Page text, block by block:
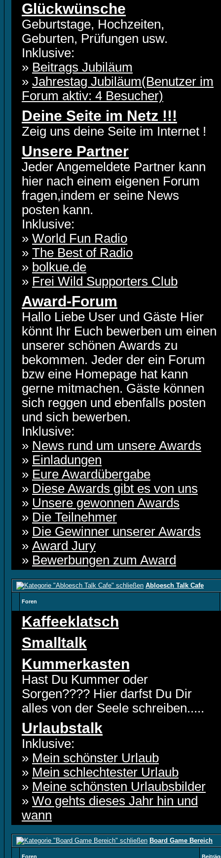
Glückwünsche
Geburtstage, Hochzeiten,
Geburten, Prüfungen usw.
Inklusive:
» Beitrags Jubiläum
» Jahrestag Jubiläum(Benutzer im
Forum aktiv: 4 Besucher)
Deine Seite im Netz !!!
Zeig uns deine Seite im Internet !
Unsere Partner
Jeder Angemeldete Partner kann
hier nach einem eigenen Forum
fragen,indem er seine News
posten kann.
Inklusive:
» World Fun Radio
» The Best of Radio
» bolkue.de
» Frei Wild Supporters Club
Award-Forum
Hallo Liebe User und Gäste Hier
könnt Ihr Euch bewerben um einen
unserer schönen Awards zu
bekommen. Jeder der ein Forum
bzw eine Homepage hat kann
gerne mitmachen. Gäste können
sich reggen und ebenfalls posten
und sich bewerben.
Inklusive:
» News rund um unsere Awards
» Einladungen
» Eure Awardübergabe
» Diese Awards gibt es von uns
» Unsere gewonnen Awards
» Die Teilnehmer
» Die Gewinner unserer Awards
» Award Jury
» Bewerbungen zum Award
Abloesch Talk Cafe
Foren
Kaffeeklatsch
Smalltalk
Kummerkasten
Hast Du Kummer oder
Sorgen???? Hier darfst Du Dir
alles von der Seele schreiben.....
Urlaubstalk
Inklusive:
» Mein schönster Urlaub
» Mein schlechtester Urlaub
» Meine schönsten Urlaubsbilder
» Wo gehts dieses Jahr hin und
wann
Board Game Bereich
Foren